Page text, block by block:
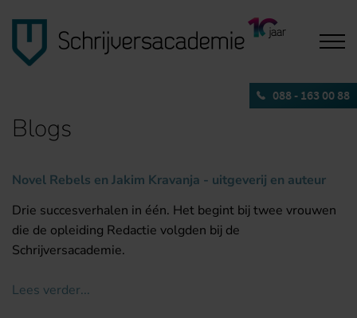
088 - 163 00 88
Blogs
Novel Rebels en Jakim Kravanja - uitgeverij en auteur
Drie succesverhalen in één. Het begint bij twee vrouwen
die de opleiding Redactie volgden bij de
Schrijversacademie.
Lees verder...